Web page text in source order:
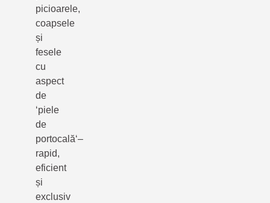
picioarele,
coapsele
și
fesele
cu
aspect
de
‘piele
de
portocală‘–
rapid,
eficient
și
exclusiv